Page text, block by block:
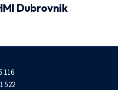
Dubrovnik
116
522